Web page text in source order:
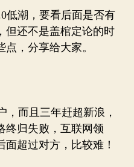
低潮，要看后面是否有
但还不是盖棺定论的时
，分享给大家。
而且三年赶超新浪，
终归失败，互联网领
超过对方，比较难！